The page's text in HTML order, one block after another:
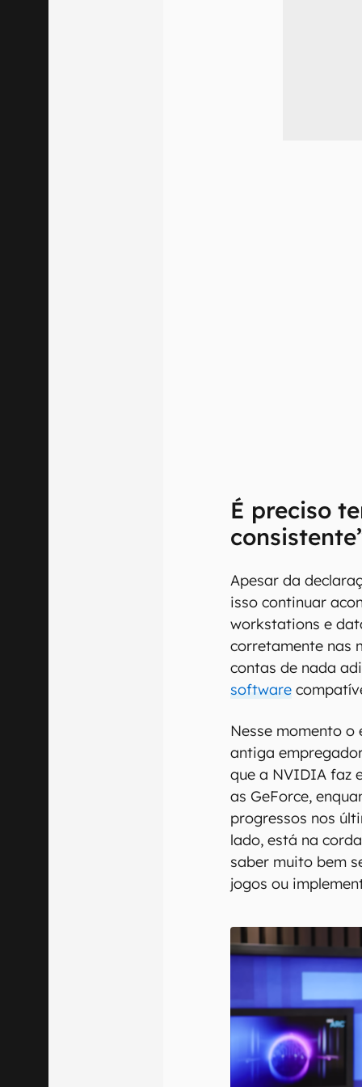
É preciso
Apesar da
isso continuar
workstations e
corretamente nas
contas de nada
software
Nesse momento o
antiga
que a NVIDIA faz
as GeForce,
progressos nos
lado, está na
saber muito bem
jogos ou